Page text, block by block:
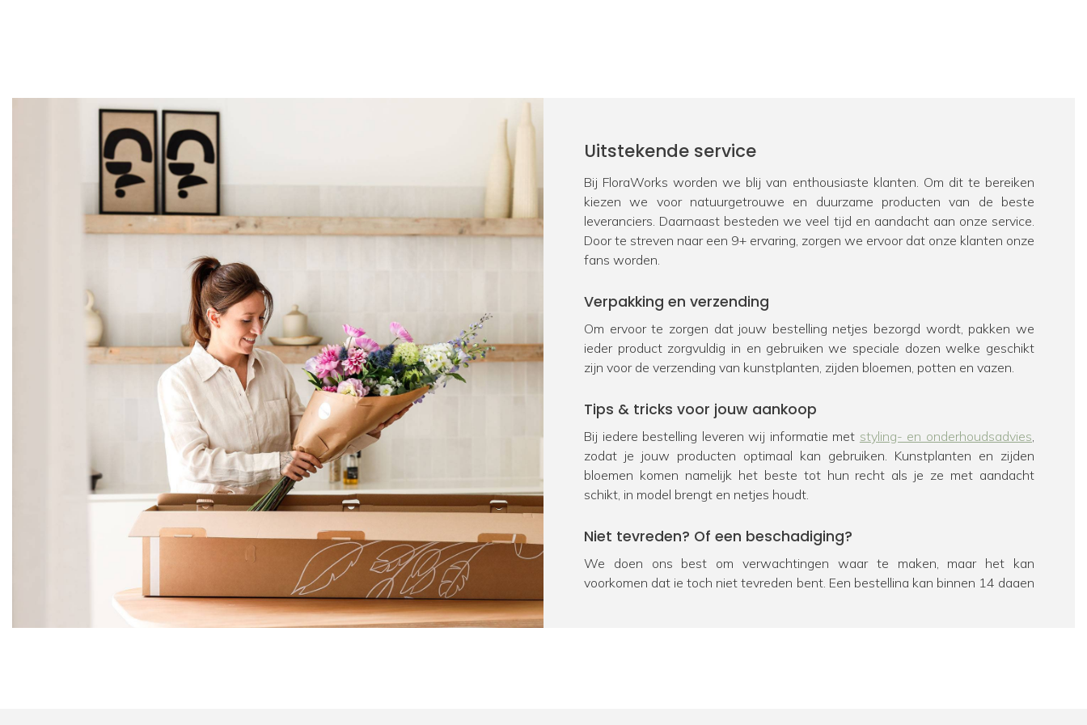
Uitstekende service
Bij FloraWorks worden we blij van enthousiaste klanten. Om dit te bereiken
kiezen we voor natuurgetrouwe en duurzame producten van de beste
leveranciers. Daarnaast besteden we veel tijd en aandacht aan onze service.
Door te streven naar een 9+ ervaring, zorgen we ervoor dat onze klanten onze
fans worden.
Verpakking en verzending
Om ervoor te zorgen dat jouw bestelling netjes bezorgd wordt, pakken we
ieder product zorgvuldig in en gebruiken we speciale dozen welke geschikt
zijn voor de verzending van kunstplanten, zijden bloemen, potten en vazen.
Tips & tricks voor jouw aankoop
Bij iedere bestelling leveren wij informatie met styling- en onderhoudsadvies,
zodat je jouw producten optimaal kan gebruiken. Kunstplanten en zijden
bloemen komen namelijk het beste tot hun recht als je ze met aandacht
schikt, in model brengt en netjes houdt.
Niet tevreden? Of een beschadiging?
We doen ons best om verwachtingen waar te maken, maar het kan
voorkomen dat je toch niet tevreden bent. Een bestelling kan binnen 14 dagen